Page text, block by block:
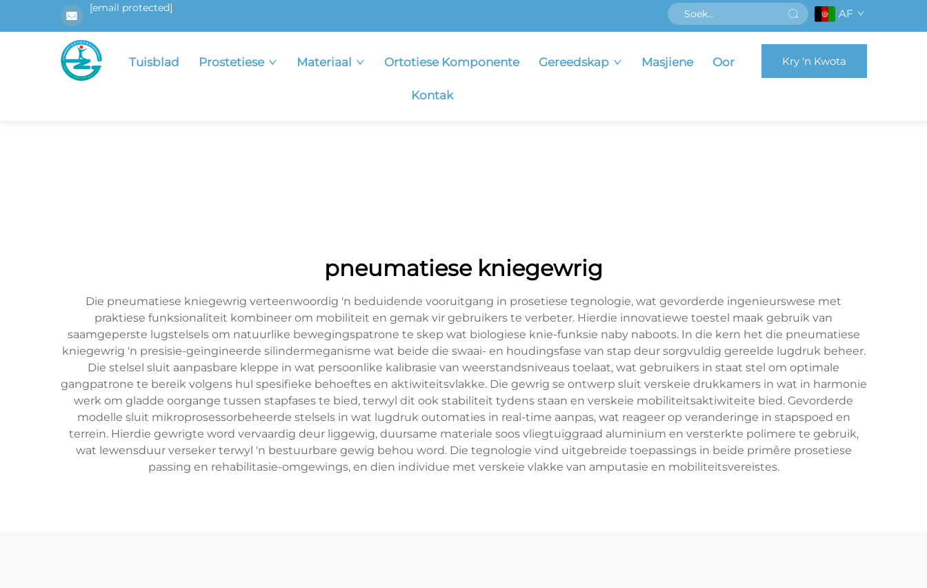
[email protected] AF
Tuisblad Prostetiese Materiaal Ortotiese Komponente Gereedskap Masjiene Oor
Kontak
Kry 'n Kwota
pneumatiese kniegewrig
Die pneumatiese kniegewrig verteenwoordig 'n beduidende vooruitgang in prosetiese tegnologie, wat gevorderde ingenieurswese met
praktiese funksionaliteit kombineer om mobiliteit en gemak vir gebruikers te verbeter. Hierdie innovatiewe toestel maak gebruik van
saamgeperste lugstelsels om natuurlike bewegingspatrone te skep wat biologiese knie-funksie naby naboots. In die kern het die pneumatiese
kniegewrig 'n presisie-geïngineerde silindermeganisme wat beide die swaai- en houdingsfase van stap deur sorgvuldig gereelde lugdruk beheer.
Die stelsel sluit aanpasbare kleppe in wat persoonlike kalibrasie van weerstandsniveaus toelaat, wat gebruikers in staat stel om optimale
gangpatrone te bereik volgens hul spesifieke behoeftes en aktiwiteitsvlakke. Die gewrig se ontwerp sluit verskeie drukkamers in wat in harmonie
werk om gladde oorgange tussen stapfases te bied, terwyl dit ook stabiliteit tydens staan en verskeie mobiliteitsaktiwiteite bied. Gevorderde
modelle sluit mikroprosessorbeheerde stelsels in wat lugdruk outomaties in real-time aanpas, wat reageer op veranderinge in stapspoed en
terrein. Hierdie gewrigte word vervaardig deur liggewig, duursame materiale soos vliegtuiggraad aluminium en versterkte polimere te gebruik,
wat lewensduur verseker terwyl 'n bestuurbare gewig behou word. Die tegnologie vind uitgebreide toepassings in beide primêre prosetiese
passing en rehabilitasie-omgewings, en dien individue met verskeie vlakke van amputasie en mobiliteitsvereistes.